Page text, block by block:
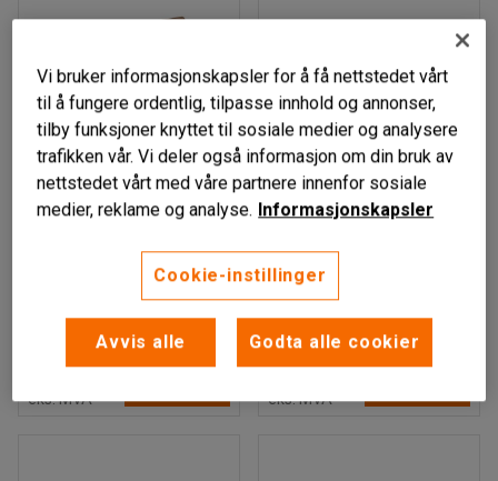
BÖLTORN
Parkbenk, 1760x590
9 945,-
eks. MVA
TRYM
Parkbenk, 1760x610
mm, brun/galvanisert,
Frittstående
Art. nr 726251
12 750,-
eks. MVA
Vi bruker informasjonskapsler for å få nettstedet vårt
til å fungere ordentlig, tilpasse innhold og annonser,
tilby funksjoner knyttet til sosiale medier og analysere
trafikken vår. Vi deler også informasjon om din bruk av
nettstedet vårt med våre partnere innenfor sosiale
medier, reklame og analyse. Informasjonskapsler
Cookie-instillinger
Avvis alle Godta alle cookier